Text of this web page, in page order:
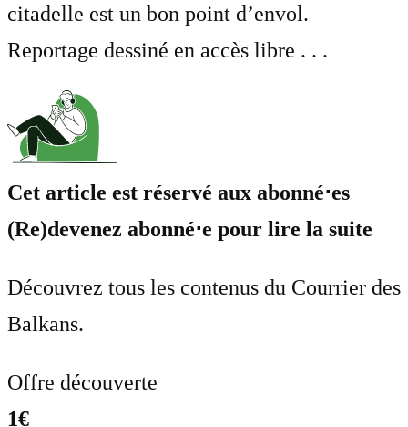
citadelle est un bon point d’envol.
Reportage dessiné en accès libre . . .
Cet article est réservé aux abonné⋅es
(Re)devenez abonné⋅e pour lire la suite
Découvrez tous les contenus du Courrier des
Balkans.
Offre découverte
1€